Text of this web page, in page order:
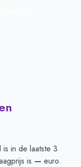
is in de laatste 3
is — euro.